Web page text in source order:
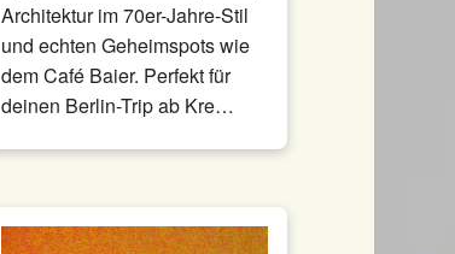
Architektur im 70er-Jahre-Stil
und echten Geheimspots wie
dem Café Baier. Perfekt für
deinen Berlin-Trip ab Kre…